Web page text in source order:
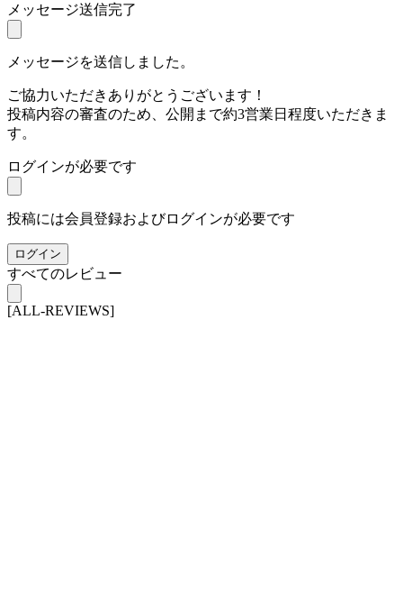
メッセージ送信完了
メッセージを送信しました。
ご協力いただきありがとうございます！
投稿内容の審査のため、公開まで約3営業日程度いただきま
す。
ログインが必要です
投稿には会員登録およびログインが必要です
ログイン
すべてのレビュー
[ALL-REVIEWS]